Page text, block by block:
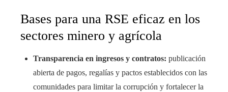
Bases para una RSE eficaz en los
sectores minero y agrícola
Transparencia en ingresos y contratos: publicación
abierta de pagos, regalías y pactos establecidos con las
comunidades para limitar la corrupción y fortalecer la